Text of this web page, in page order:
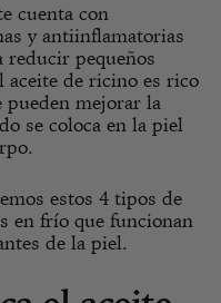
cuenta con
y antiinflamatorias
reducir pequeños
aceite de ricino es rico
pueden mejorar la
se coloca en la piel
estos 4 tipos de
en frío que funcionan
de la piel.